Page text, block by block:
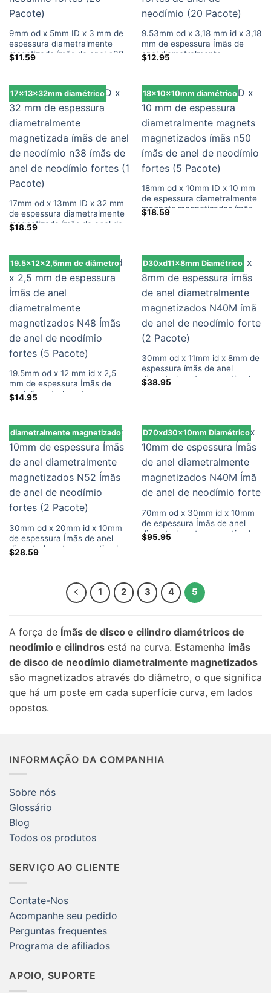
9mm od x 5mm ID x 3 mm de
espessura diametralmente
magetizada ímãs de anel n38
ímãs de anel de neodímio
$11.59
9.53mm od x 3,18 mm id x 3,18
mm de espessura Ímãs de
anel diametralmente
magnetizados N42 Ímãs fortes
Pacote)
$12.95
17x13x32mm diamétrico
17mm od x 13mm ID x 32 mm
de espessura diametralmente
magnetizada ímãs de anel de
neodímio n38 ímãs de anel de
$18.59
18x10x10mm diamétrico
18mm od x 10mm ID x 10 mm
de espessura diametralmente
magnets magnetizados ímãs
n50 ímãs de anel de neodímio
$18.59
19.5x12x2,5mm de diâmetro
19.5mm od x 12 mm id x 2,5
mm de espessura Ímãs de
anel diametralmente
magnetizados N48 Ímãs de
Pacote)
$14.95
D30xd11x8mm Diamétrico
30mm od x 11mm id x 8mm de
espessura ímãs de anel
diametralmente magnetizados
N40M ímã de anel de
$38.95
diametralmente magnetizado
30mm od x 20mm id x 10mm
de espessura Ímãs de anel
diametralmente magnetizados
N52 Ímãs de anel de neodímio
$28.59
D70xd30x10mm Diamétrico
70mm od x 30mm id x 10mm
de espessura Ímãs de anel
diametralmente magnetizados
N40M Ímã de anel de
$95.95
1 2 3 4 5
A força de Ímãs de disco e cilindro diamétricos de
neodímio e cilindros está na curva. Estamenha ímãs
de disco de neodímio diametralmente magnetizados
são magnetizados através do diâmetro, o que significa
que há um poste em cada superfície curva, em lados
opostos.
INFORMAÇÃO DA COMPANHIA
Sobre nós
Glossário
Blog
Todos os produtos
SERVIÇO AO CLIENTE
Contate-Nos
Acompanhe seu pedido
Perguntas frequentes
Programa de afiliados
APOIO, SUPORTE